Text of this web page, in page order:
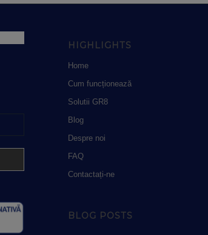
HIGHLIGHTS
Home
Cum funcționează
Solutii GR8
Blog
Despre noi
FAQ
Contactați-ne
BLOG POSTS